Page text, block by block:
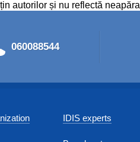
autorilor și nu reflectă
060088544
IDIS experts